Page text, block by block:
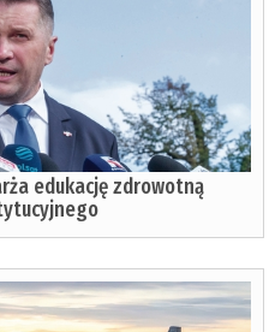
edukację zdrowotną